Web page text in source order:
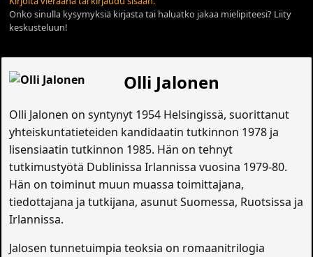
Onko sinulla kysymyksiä kirjasta tai haluatko jakaa mielipiteesi? Liity
keskusteluun!
Olli Jalonen
Olli Jalonen on syntynyt 1954 Helsingissä, suorittanut
yhteiskuntatieteiden kandidaatin tutkinnon 1978 ja
lisensiaatin tutkinnon 1985. Hän on tehnyt
tutkimustyötä Dublinissa Irlannissa vuosina 1979-80.
Hän on toiminut muun muassa toimittajana,
tiedottajana ja tutkijana, asunut Suomessa, Ruotsissa ja
Irlannissa.
Jalosen tunnetuimpia teoksia on romaanitrilogia